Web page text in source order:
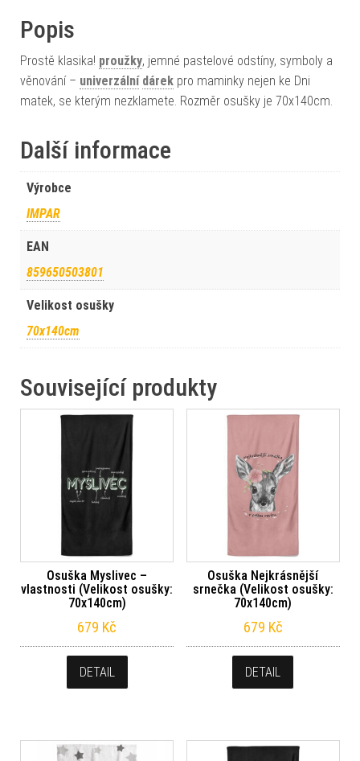
Popis
Prostě klasika! proužky, jemné pastelové odstíny, symboly a
věnování – univerzální dárek pro maminky nejen ke Dni
matek, se kterým nezklamete. Rozměr osušky je 70x140cm.
Další informace
Výrobce
IMPAR
EAN
859650503801
Velikost osušky
70x140cm
Související produkty
Osuška Myslivec –
vlastnosti (Velikost osušky:
70x140cm)
679 Kč
DETAIL
Osuška Nejkrásnější
srnečka (Velikost osušky:
70x140cm)
679 Kč
DETAIL